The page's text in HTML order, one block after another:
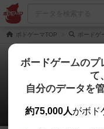
ボドゲーマTOP ボードゲ
エ
ボードゲームのプ
て、
自分のデータを
約75,000人がボド